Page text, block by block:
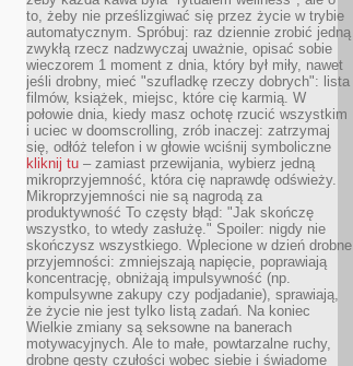
to, żeby nie prześlizgiwać się przez życie w trybie
automatycznym. Spróbuj: raz dziennie zrobić jedną
zwykłą rzecz nadzwyczaj uważnie, opisać sobie
wieczorem 1 moment z dnia, który był miły, nawet
jeśli drobny, mieć "szufladkę rzeczy dobrych": lista
filmów, książek, miejsc, które cię karmią. W
połowie dnia, kiedy masz ochotę rzucić wszystkim
i uciec w doomscrolling, zrób inaczej: zatrzymaj
się, odłóż telefon i w głowie wciśnij symboliczne
kliknij tu – zamiast przewijania, wybierz jedną
mikroprzyjemność, która cię naprawdę odświeży.
Mikroprzyjemności nie są nagrodą za
produktywność To częsty błąd: "Jak skończę
wszystko, to wtedy zasłużę." Spoiler: nigdy nie
skończysz wszystkiego. Wplecione w dzień drobne
przyjemności: zmniejszają napięcie, poprawiają
koncentrację, obniżają impulsywność (np.
kompulsywne zakupy czy podjadanie), sprawiają,
że życie nie jest tylko listą zadań. Na koniec
Wielkie zmiany są seksowne na banerach
motywacyjnych. Ale to małe, powtarzalne ruchy,
drobne gesty czułości wobec siebie i świadome